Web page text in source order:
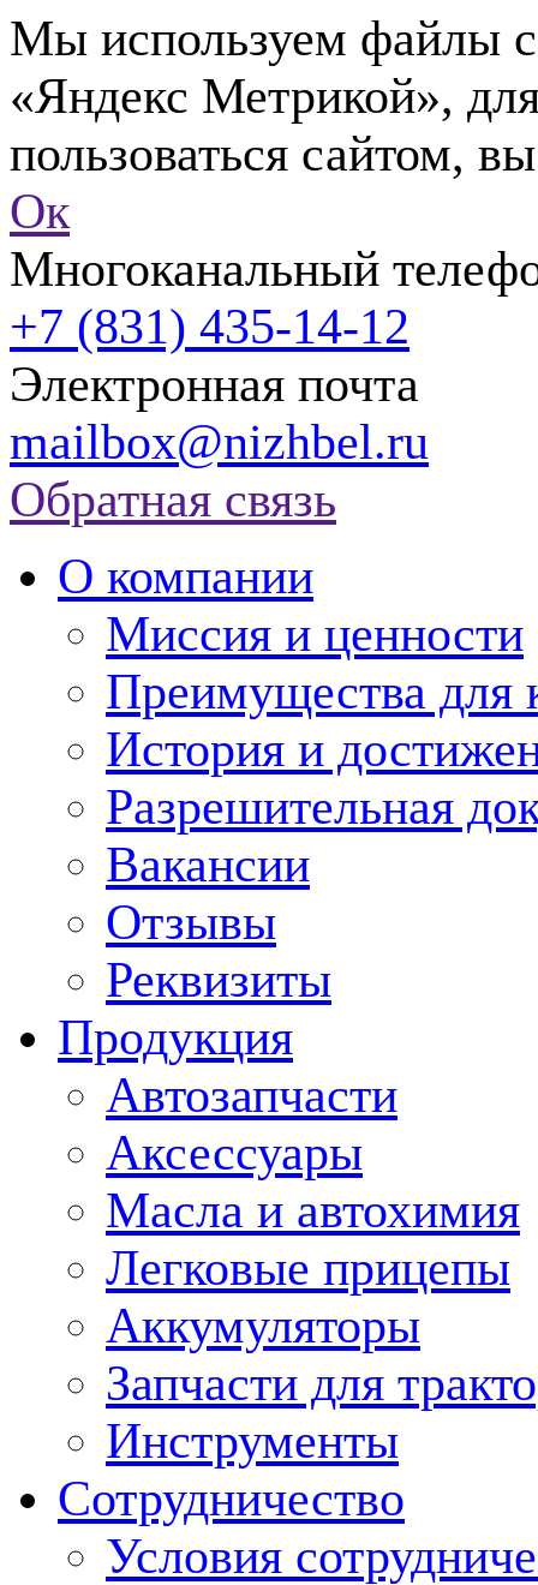
Мы используем файлы
«Яндекс Метрикой»,
пользоваться сайтом,
Ок
Многоканальный
+7 (831) 435-14-12
Электронная почта
mailbox@nizhbel.ru
Обратная связь
О компании
Миссия и ценности
Преимущества для
История и
Разрешительная
Вакансии
Отзывы
Реквизиты
Продукция
Автозапчасти
Аксессуары
Масла и автохимия
Легковые прицепы
Аккумуляторы
Запчасти для
Инструменты
Сотрудничество
Условия